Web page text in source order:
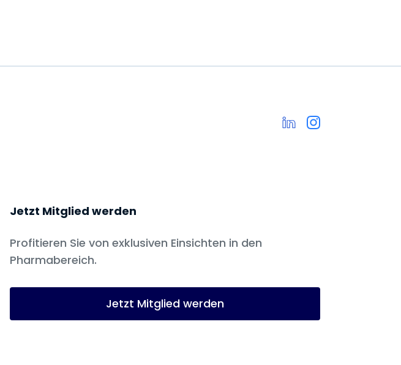
Jetzt Mitglied werden
Profitieren Sie von exklusiven Einsichten in den
Pharmabereich.
Jetzt Mitglied werden